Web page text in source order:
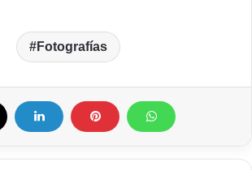
Fotografías